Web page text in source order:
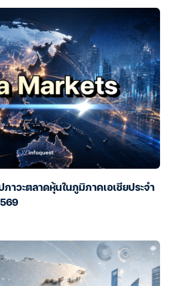
าวะตลาดหุ้นในภูมิภาคเอเชียประจำ